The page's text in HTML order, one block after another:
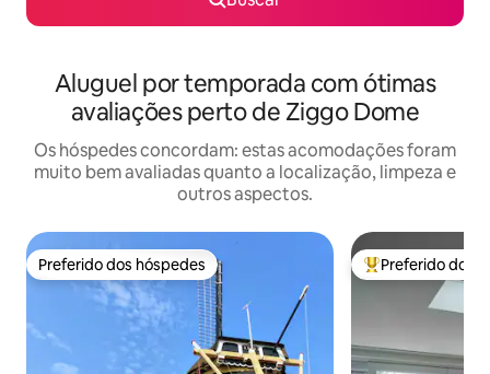
Aluguel por temporada com ótimas
avaliações perto de Ziggo Dome
Os hóspedes concordam: estas acomodações foram
muito bem avaliadas quanto a localização, limpeza e
outros aspectos.
Preferido dos hóspedes
Preferido dos hóspedes Entre os
Preferido dos